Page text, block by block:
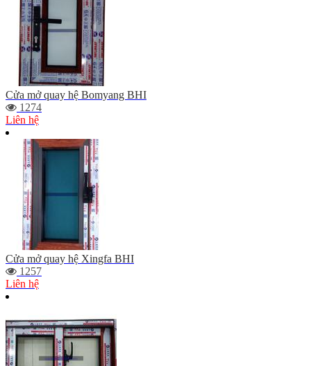
Cửa mở quay hệ Bomyang BHI
1274
Liên hệ
Cửa mở quay hệ Xingfa BHI
1257
Liên hệ